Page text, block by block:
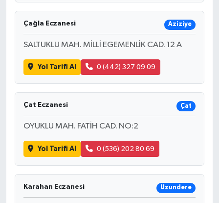
Çağla Eczanesi Aziziye
SALTUKLU MAH. MİLLİ EGEMENLİK CAD. 12 A
Yol Tarifi Al 0 (442) 327 09 09
Çat Eczanesi Çat
OYUKLU MAH. FATİH CAD. NO:2
Yol Tarifi Al 0 (536) 202 80 69
Karahan Eczanesi Uzundere